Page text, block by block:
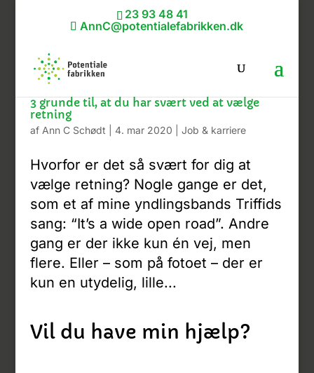
23 93 48 41
AnnC@potentialefabrikken.dk
3 grunde til, at du har svært ved at vælge
retning
af Ann C Schødt 4. mar 2020 Job & karriere
Hvorfor er det så svært for dig at
vælge retning? Nogle gange er det,
som et af mine yndlingsbands Triffids
sang: “It’s a wide open road”. Andre
gang er der ikke kun én vej, men
flere. Eller – som på fotoet – der er
kun en utydelig, lille...
Vil du have min hjælp?